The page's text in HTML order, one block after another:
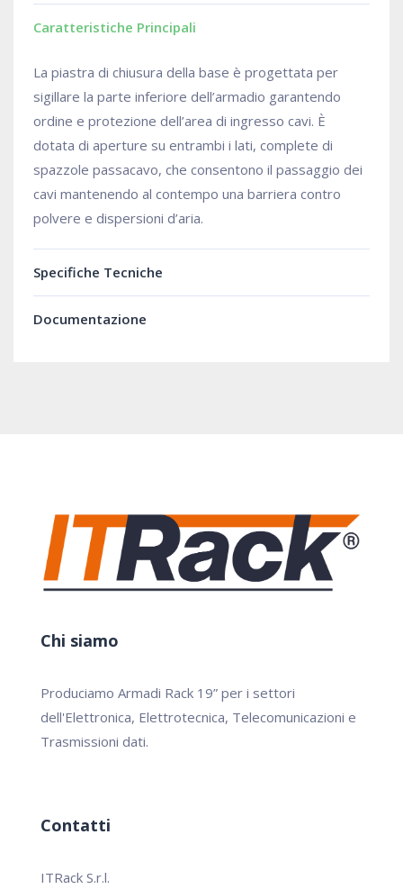
Caratteristiche Principali
La piastra di chiusura della base è progettata per
sigillare la parte inferiore dell’armadio garantendo
ordine e protezione dell’area di ingresso cavi. È
dotata di aperture su entrambi i lati, complete di
spazzole passacavo, che consentono il passaggio dei
cavi mantenendo al contempo una barriera contro
polvere e dispersioni d’aria.
Specifiche Tecniche
Documentazione
Chi siamo
Produciamo Armadi Rack 19” per i settori
dell'Elettronica, Elettrotecnica, Telecomunicazioni e
Trasmissioni dati.
Contatti
ITRack S.r.l.